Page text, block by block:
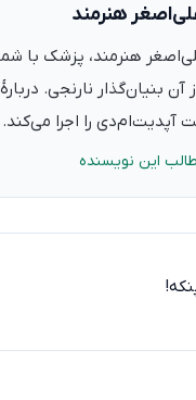
هنرمند
آن بنیان‌گذار نارنجی.
آپدیت‌ام‌دی را اجرا می‌کند.
این نویسنده